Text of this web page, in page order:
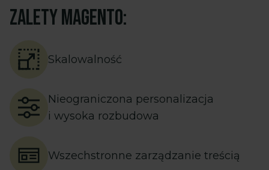
Zalety Magento:
Skalowalność
Nieograniczona personalizacja
i wysoka rozbudowa
Wszechstronne zarządzanie treścią